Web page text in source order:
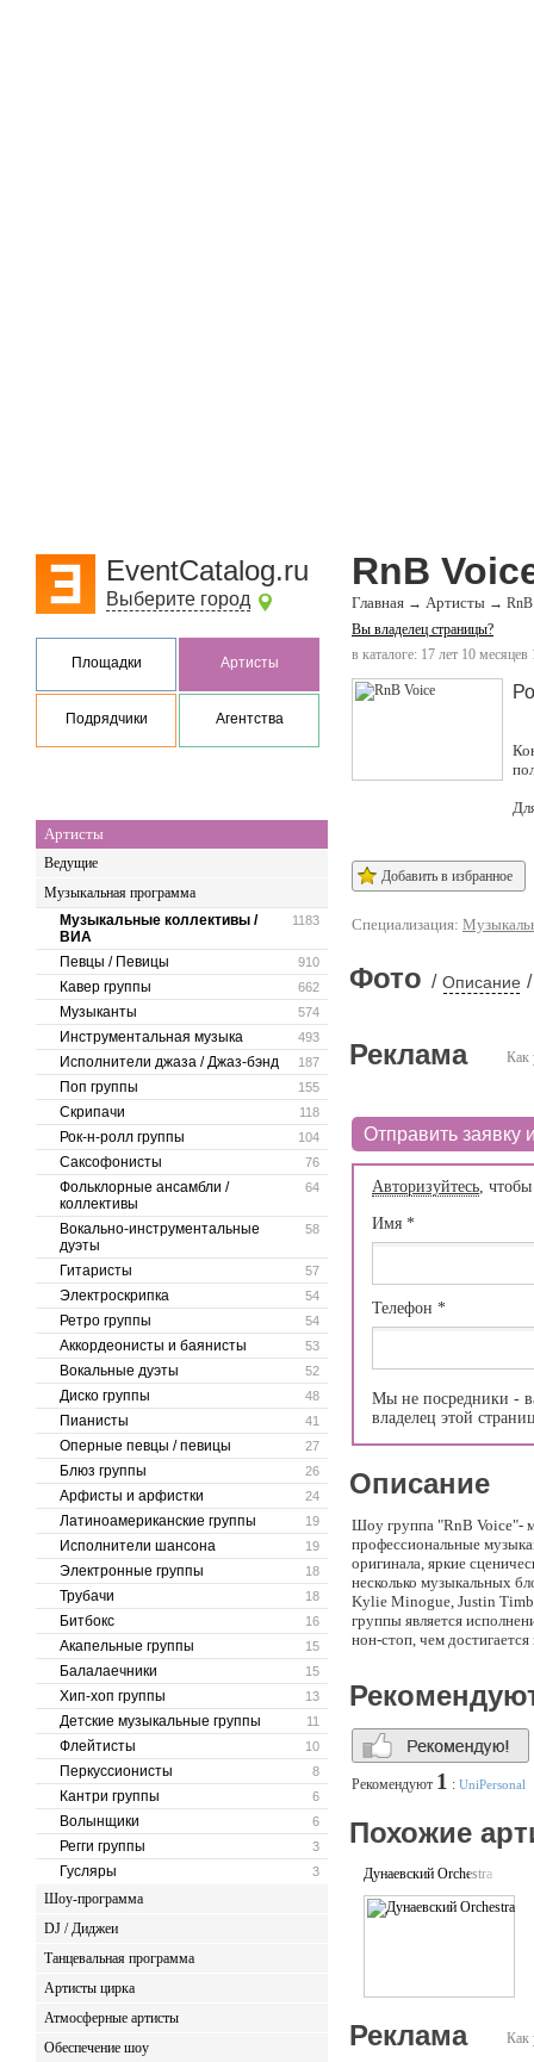
EventCatalog.ru
Выберите город
Площадки Артисты
Подрядчики Агентства
Артисты
Ведущие
Музыкальная программа
1183
Музыкальные коллективы /
ВИА
910
Певцы / Певицы
662
Кавер группы
574
Музыканты
493
Инструментальная музыка
187
Исполнители джаза / Джаз-бэнд
155
Поп группы
118
Скрипачи
104
Рок-н-ролл группы
76
Саксофонисты
64
Фольклорные ансамбли /
коллективы
58
Вокально-инструментальные
дуэты
57
Гитаристы
54
Электроскрипка
54
Ретро группы
53
Аккордеонисты и баянисты
52
Вокальные дуэты
48
Диско группы
41
Пианисты
27
Оперные певцы / певицы
26
Блюз группы
24
Арфисты и арфистки
19
Латиноамериканские группы
19
Исполнители шансона
18
Электронные группы
18
Трубачи
16
Битбокс
15
Акапельные группы
15
Балалаечники
13
Хип-хоп группы
11
Детские музыкальные группы
10
Флейтисты
8
Перкуссионисты
6
Кантри группы
6
Волынщики
3
Регги группы
3
Гусляры
Шоу-программа
DJ / Диджеи
Танцевальная программа
Артисты цирка
Атмосферные артисты
Обеспечение шоу
RnB
Главная → Артисты →
Вы владелец страницы?
в каталоге: 17 лет 10 месяцев
Добавить в избранное
Специализация:
Фото / Описание /
Как
Реклама
Отправить заявку
Авторизуйтесь,
Имя *
Телефон *
Мы не посредники -
владелец этой
Описание
Шоу группа "RnB Voice"-
профессиональные
оригинала, яркие
несколько музыкальных
Kylie Minogue, Justin
группы является
нон-стоп, чем
Рекомендуют 1 : UniPersonal
Похожие
Дунаевский Orchestra
Как
Реклама